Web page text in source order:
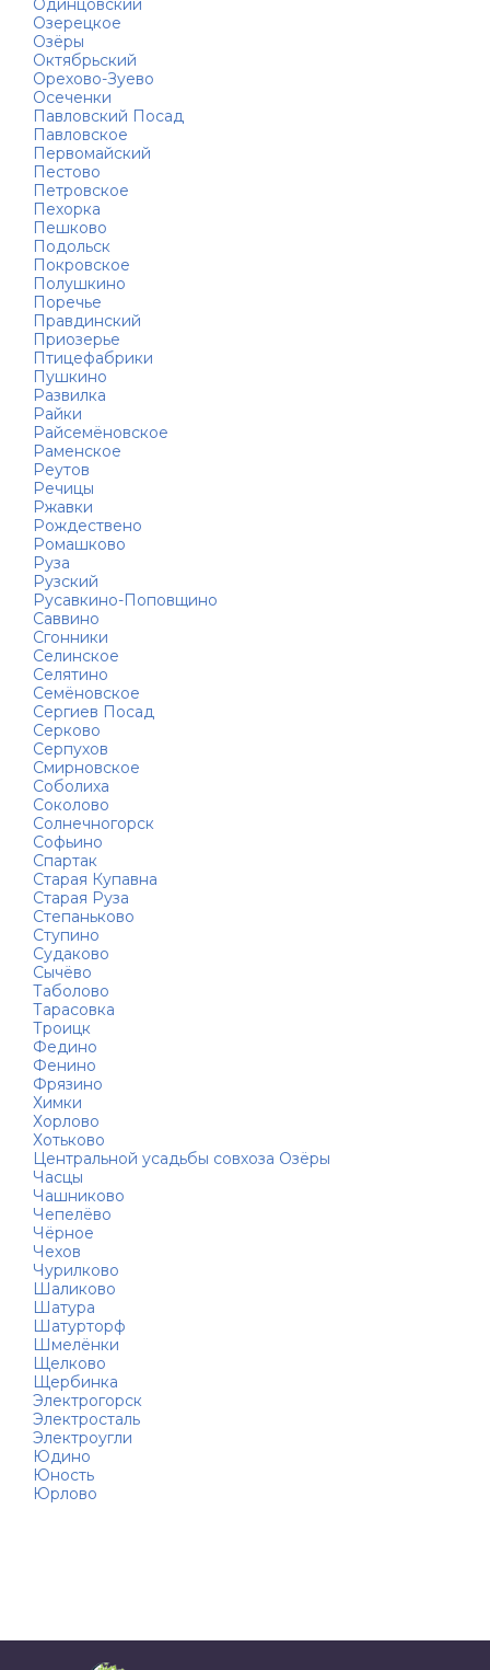
Одинцовский
Озерецкое
Озёры
Октябрьский
Орехово-Зуево
Осеченки
Павловский Посад
Павловское
Первомайский
Пестово
Петровское
Пехорка
Пешково
Подольск
Покровское
Полушкино
Поречье
Правдинский
Приозерье
Птицефабрики
Пушкино
Развилка
Райки
Райсемёновское
Раменское
Реутов
Речицы
Ржавки
Рождествено
Ромашково
Руза
Рузский
Русавкино-Поповщино
Саввино
Сгонники
Селинское
Селятино
Семёновское
Сергиев Посад
Серково
Серпухов
Смирновское
Соболиха
Соколово
Солнечногорск
Софьино
Спартак
Старая Купавна
Старая Руза
Степаньково
Ступино
Судаково
Сычёво
Таболово
Тарасовка
Троицк
Федино
Фенино
Фрязино
Химки
Хорлово
Хотьково
Центральной усадьбы совхоза Озёры
Часцы
Чашниково
Чепелёво
Чёрное
Чехов
Чурилково
Шаликово
Шатура
Шатурторф
Шмелёнки
Щелково
Щербинка
Электрогорск
Электросталь
Электроугли
Юдино
Юность
Юрлово